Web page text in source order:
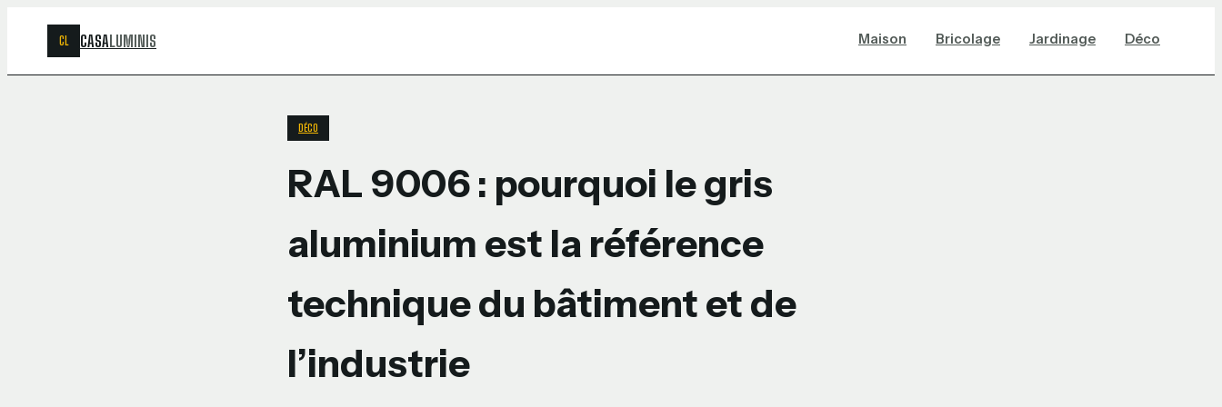
CL CASALUMINIS Maison Bricolage Jardinage Déco
DÉCO
RAL 9006 : pourquoi le gris
aluminium est la référence
technique du bâtiment et de
l’industrie